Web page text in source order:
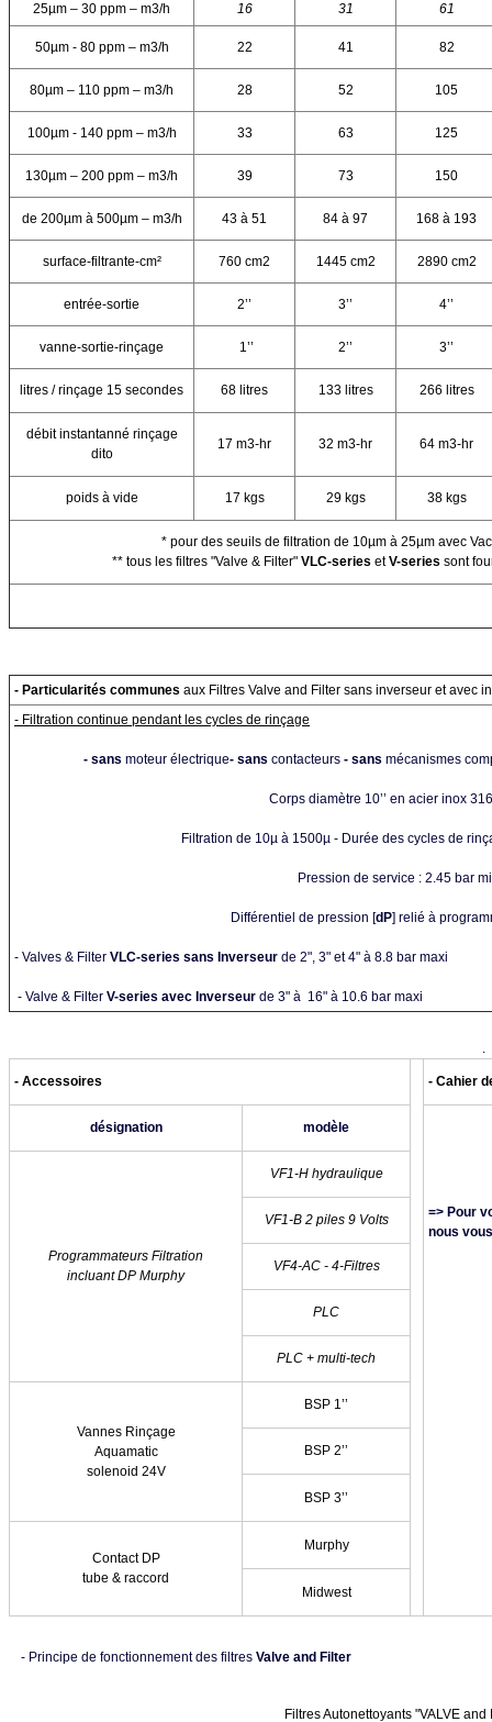
25µm – 30 ppm – m3/h 16 31 61
50µm - 80 ppm – m3/h 22 41 82
80µm – 110 ppm – m3/h 28 52 105
100µm - 140 ppm – m3/h 33 63 125
130µm – 200 ppm – m3/h 39 73 150
de 200µm à 500µm – m3/h 43 à 51 84 à 97 168 à 193
surface-filtrante-cm² 760 cm2 1445 cm2 2890 cm2
entrée-sortie 2’’ 3’’ 4’’
vanne-sortie-rinçage 1’’ 2’’ 3’’
litres / rinçage 15 secondes 68 litres 133 litres 266 litres
débit instantanné rinçage
dito
17 m3-hr 32 m3-hr 64 m3-hr
poids à vide 17 kgs 29 kgs 38 kgs
* pour des seuils de filtration de 10µm à 25µm avec
** tous les filtres "Valve & Filter" VLC-series etV-series sont
- Particularités communes aux Filtres Valve and Filter sans inverseur et avec
- Filtration continue pendant les cycles de rinçage
- sans moteur électrique- sans contacteurs - sans mécanismes
Corps diamètre 10’’ en acier inox
Filtration de 10µ à 1500µ - Durée des cycles de
Pression de service : 2.45 bar
Différentiel de pression [dP] relié à
- Valves & Filter VLC-series sans Inverseur de 2", 3" et 4" à 8.8 bar maxi
- Valve & Filter V-series avec Inverseur de 3" à 16" à 10.6 bar maxi
.
- Accessoires - Cahier
désignation modèle
=> Pour
nous
Programmateurs Filtration
incluant DP Murphy
VF1-H hydraulique
VF1-B 2 piles 9 Volts
VF4-AC - 4-Filtres
PLC
PLC + multi-tech
Vannes Rinçage
Aquamatic
solenoid 24V
BSP 1’’
BSP 2’’
BSP 3’’
Contact DP
tube & raccord
Murphy
Midwest
- Principe de fonctionnement des filtres Valve and Filter
Filtres Autonettoyants "VALVE